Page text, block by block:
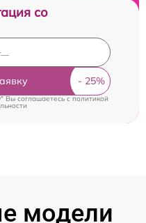
со
Вы соглашаетесь cполитикой
модели